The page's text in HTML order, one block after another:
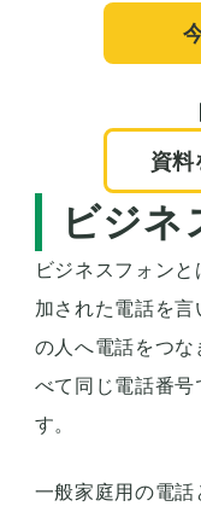
資料
ビジネ
ビジネスフォン
加された電話を言
の人へ電話をつ
べて同じ電話番号
す。
一般家庭用の電